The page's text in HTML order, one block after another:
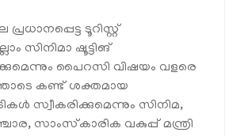
ടൂറിസ്റ്റ്
സിനിമാ ഷൂട്ടിങ്
പൈറസി വിഷയം വളരെ
കണ്ട് ശക്തമായ
സ്വീകരിക്കുമെന്നും സിനിമ,
സാംസ്‌കാരിക വകുപ്പ് മന്ത്രി